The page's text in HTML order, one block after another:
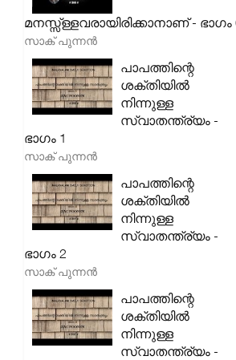
മനസ്സ്ള്ളവരായിരിക്കാനാണ് - ഭാഗം
സാക് പുന്നൻ
പാപത്തിന്റെ
ശക്തിയിൽ
നിന്നുള്ള
സ്വാതന്ത്ര്യം -
ഭാഗം 1
സാക് പുന്നൻ
പാപത്തിന്റെ
ശക്തിയിൽ
നിന്നുള്ള
സ്വാതന്ത്ര്യം -
ഭാഗം 2
സാക് പുന്നൻ
പാപത്തിന്റെ
ശക്തിയിൽ
നിന്നുള്ള
സ്വാതന്ത്ര്യം -